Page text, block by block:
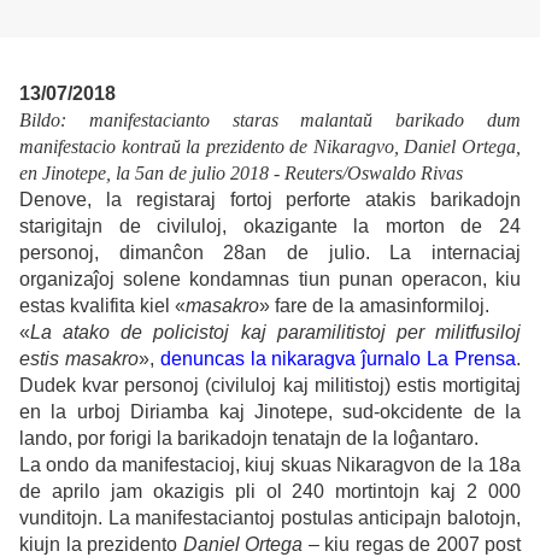
13/07/2018
Bildo: manifestacianto staras malantaŭ barikado dum
manifestacio kontraŭ la prezidento de Nikaragvo, Daniel Ortega,
en Jinotepe, la 5an de julio 2018 - Reuters/Oswaldo Rivas
Denove, la registaraj fortoj perforte atakis barikadojn
starigitajn de civiluloj, okazigante la morton de 24
personoj, dimanĉon 28an de julio. La internaciaj
organizaĵoj solene kondamnas tiun punan operacon, kiu
estas kvalifita kiel «masakro» fare de la amasinformiloj.
«La atako de policistoj kaj paramilitistoj per militfusiloj
estis masakro», denuncas la nikaragva ĵurnalo La Prensa.
Dudek kvar personoj (civiluloj kaj militistoj) estis mortigitaj
en la urboj Diriamba kaj Jinotepe, sud-okcidente de la
lando, por forigi la barikadojn tenatajn de la loĝantaro.
La ondo da manifestacioj, kiuj skuas Nikaragvon de la 18a
de aprilo jam okazigis pli ol 240 mortintojn kaj 2 000
vunditojn. La manifestaciantoj postulas anticipajn balotojn,
kiujn la prezidento Daniel Ortega – kiu regas de 2007 post